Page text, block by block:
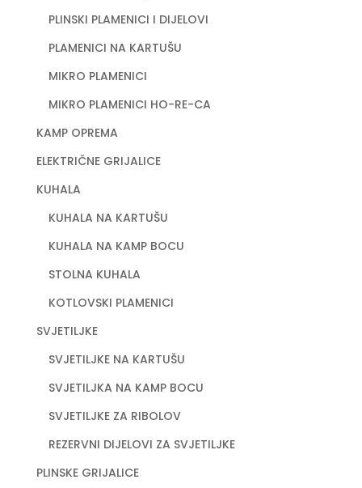
PLINSKI PLAMENICI I DIJELOVI
PLAMENICI NA KARTUŠU
MIKRO PLAMENICI
MIKRO PLAMENICI HO-RE-CA
KAMP OPREMA
ELEKTRIČNE GRIJALICE
KUHALA
KUHALA NA KARTUŠU
KUHALA NA KAMP BOCU
STOLNA KUHALA
KOTLOVSKI PLAMENICI
SVJETILJKE
SVJETILJKE NA KARTUŠU
SVJETILJKA NA KAMP BOCU
SVJETILJKE ZA RIBOLOV
REZERVNI DIJELOVI ZA SVJETILJKE
PLINSKE GRIJALICE